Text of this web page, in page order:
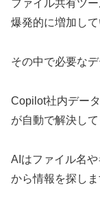
ファイル共有ツ
爆発的に増加して
その中で必要な
Copilot社内デー
が自動で解決して
AIはファイル名や
から情報を探しま